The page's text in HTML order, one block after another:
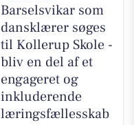
Barselsvikar som
dansklærer søges
til Kollerup Skole -
bliv en del af et
engageret og
inkluderende
læringsfællesskab